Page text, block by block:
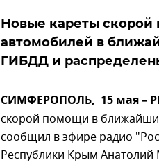
Новые кареты скорой
автомобилей в
ГИБДД и
СИМФЕРОПОЛЬ, 15 мая –
скорой помощи в
сообщил в эфире радио
Республики Крым Анатолий